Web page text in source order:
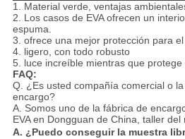
1. Material verde, ventajas
2. Los casos de EVA ofrecen un
espuma.
3. ofrece una mejor protección para
4. ligero, con todo robusto
5. luce increíble mientras que
FAQ:
Q. ¿Es usted compañía comercial o
encargo?
A. Somos uno de la fábrica de
EVA en Dongguan de China, taller del
A. ¿Puedo conseguir la muestra